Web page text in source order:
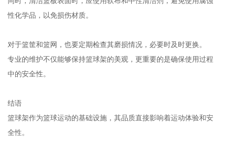
性化学品，以免损伤材质。
对于篮筐和篮网，也要定期检查其磨损情况，必要时及时更换。
专业的维护不仅能够保持篮球架的美观，更重要的是确保使用过程
中的安全性。
结语
篮球架作为篮球运动的基础设施，其品质直接影响着运动体验和安
全性。